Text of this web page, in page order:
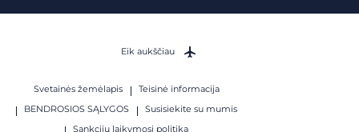
Svetainės žemėlapis
Teisinė informacija
BENDROSIOS SĄLYGOS
Susisiekite su mumis
Sankcijų laikymosi politika
Eik aukščiau